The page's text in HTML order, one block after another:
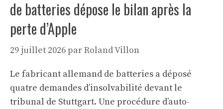
de batteries dépose le bilan après la
perte d’Apple
29 juillet 2026parRoland Villon
Le fabricant allemand de batteries a déposé
quatre demandes d’insolvabilité devant le
tribunal de Stuttgart. Une procédure d’auto-